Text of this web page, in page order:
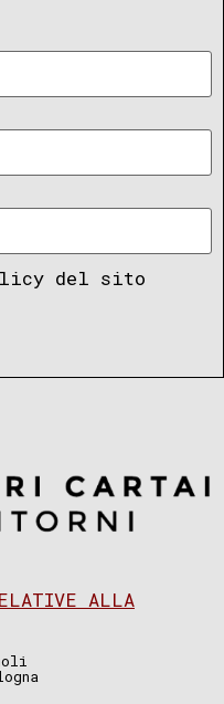
del sito
ALLA